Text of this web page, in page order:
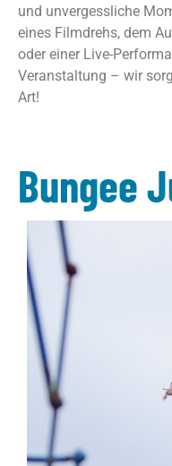
und unvergessliche
eines Filmdrehs, dem
oder einer Live-
Veranstaltung – wir
Art!
Bungee